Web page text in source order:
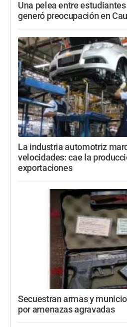
Una pelea entre
generó preocupación en
La industria automotriz
velocidades: cae la
exportaciones
Secuestran armas y
por amenazas agravadas